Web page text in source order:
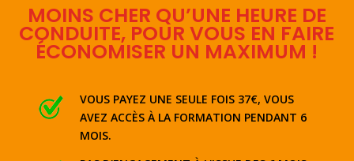
MOINS CHER QU’UNE HEURE DE
CONDUITE, POUR VOUS EN FAIRE
ÉCONOMISER UN MAXIMUM !
VOUS PAYEZ UNE SEULE FOIS 37€, VOUS
AVEZ ACCÈS À LA FORMATION PENDANT 6
MOIS.